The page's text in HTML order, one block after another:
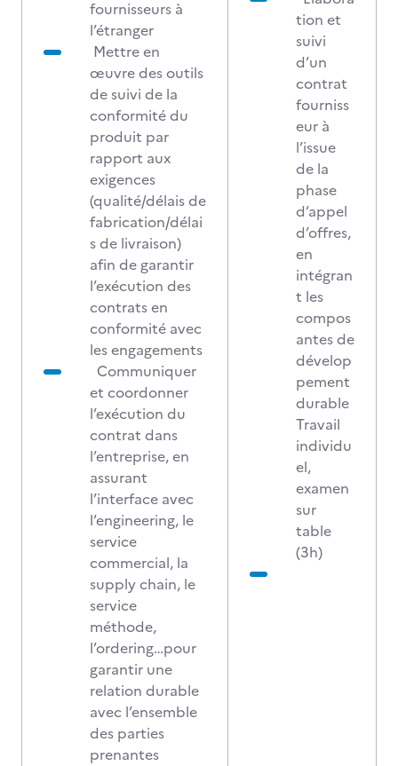
fournisseurs à
l’étranger
Mettre en
œuvre des outils
de suivi de la
conformité du
produit par
rapport aux
exigences
(qualité/délais de
fabrication/délai
s de livraison)
afin de garantir
l’exécution des
contrats en
conformité avec
les engagements
Communiquer
et coordonner
l’exécution du
contrat dans
l’entreprise, en
assurant
l’interface avec
l’engineering, le
service
commercial, la
supply chain, le
service
méthode,
l’ordering…pour
garantir une
relation durable
avec l’ensemble
des parties
prenantes
tion et
suivi
d’un
contrat
fourniss
eur à
l’issue
de la
phase
d’appel
d’offres,
en
intégran
t les
compos
antes de
dévelop
pement
durable
Travail
individu
el,
examen
sur
table
(3h)